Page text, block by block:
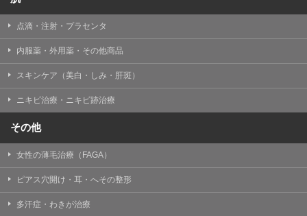
点滴・注射・プラセンタ
内服薬・外用薬・その他商品
スキンケア（美白・しみ・肝斑）
ニキビ治療・ニキビ跡治療
その他
女性の薄毛治療（FAGA）
ピアス穴開け・耳・へその整形
多汗症・わきが治療